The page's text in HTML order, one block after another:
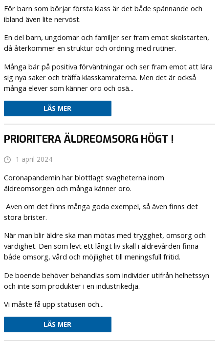
För barn som börjar första klass är det både spännande och
ibland även lite nervöst.
En del barn, ungdomar och familjer ser fram emot skolstarten,
då återkommer en struktur och ordning med rutiner.
Många bär på positiva förväntningar och ser fram emot att lära
sig nya saker och träffa klasskamraterna. Men det är också
många elever som känner oro och osä...
LÄS MER
PRIORITERA ÄLDREOMSORG HÖGT !
1 april 2024
Coronapandemin har blottlagt svagheterna inom
äldreomsorgen och många känner oro.
Även om det finns många goda exempel, så även finns det
stora brister.
När man blir äldre ska man mötas med trygghet, omsorg och
värdighet. Den som levt ett långt liv skall i äldrevården finna
både omsorg, vård och möjlighet till meningsfull fritid.
De boende behöver behandlas som individer utifrån helhetssyn
och inte som produkter i en industrikedja.
Vi måste få upp statusen och...
LÄS MER